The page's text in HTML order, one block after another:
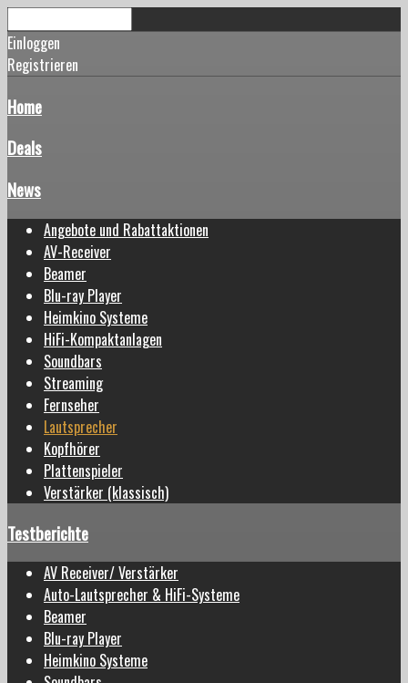
Einloggen
Registrieren
Home
Deals
News
Angebote und Rabattaktionen
AV-Receiver
Beamer
Blu-ray Player
Heimkino Systeme
HiFi-Kompaktanlagen
Soundbars
Streaming
Fernseher
Lautsprecher
Kopfhörer
Plattenspieler
Verstärker (klassisch)
Testberichte
AV Receiver/ Verstärker
Auto-Lautsprecher & HiFi-Systeme
Beamer
Blu-ray Player
Heimkino Systeme